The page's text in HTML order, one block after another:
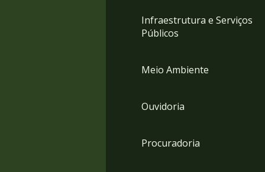
Infraestrutura e Serviços
Públicos
Meio Ambiente
Ouvidoria
Procuradoria